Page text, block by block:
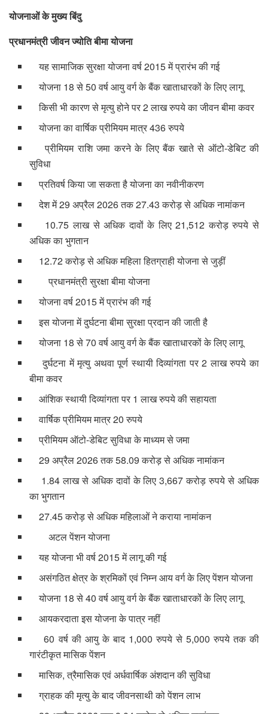
योजनाओं के मुख्य बिंदु
प्रधानमंत्री जीवन ज्योति बीमा योजना
यह सामाजिक सुरक्षा योजना वर्ष 2015 में प्रारंभ की गई
योजना 18 से 50 वर्ष आयु वर्ग के बैंक खाताधारकों के लिए लागू
किसी भी कारण से मृत्यु होने पर 2 लाख रुपये का जीवन बीमा कवर
योजना का वार्षिक प्रीमियम मात्र 436 रुपये
प्रीमियम राशि जमा करने के लिए बैंक खाते से ऑटो-डेबिट की
सुविधा
प्रतिवर्ष किया जा सकता है योजना का नवीनीकरण
देश में 29 अप्रैल 2026 तक 27.43 करोड़ से अधिक नामांकन
10.75 लाख से अधिक दावों के लिए 21,512 करोड़ रुपये से
अधिक का भुगतान
12.72 करोड़ से अधिक महिला हितग्राही योजना से जुड़ीं
प्रधानमंत्री सुरक्षा बीमा योजना
योजना वर्ष 2015 में प्रारंभ की गई
इस योजना में दुर्घटना बीमा सुरक्षा प्रदान की जाती है
योजना 18 से 70 वर्ष आयु वर्ग के बैंक खाताधारकों के लिए लागू
दुर्घटना में मृत्यु अथवा पूर्ण स्थायी दिव्यांगता पर 2 लाख रुपये का
बीमा कवर
आंशिक स्थायी दिव्यांगता पर 1 लाख रुपये की सहायता
वार्षिक प्रीमियम मात्र 20 रुपये
प्रीमियम ऑटो-डेबिट सुविधा के माध्यम से जमा
29 अप्रैल 2026 तक 58.09 करोड़ से अधिक नामांकन
1.84 लाख से अधिक दावों के लिए 3,667 करोड़ रुपये से अधिक
का भुगतान
27.45 करोड़ से अधिक महिलाओं ने कराया नामांकन
अटल पेंशन योजना
यह योजना भी वर्ष 2015 में लागू की गई
असंगठित क्षेत्र के श्रमिकों एवं निम्न आय वर्ग के लिए पेंशन योजना
योजना 18 से 40 वर्ष आयु वर्ग के बैंक खाताधारकों के लिए लागू
आयकरदाता इस योजना के पात्र नहीं
60 वर्ष की आयु के बाद 1,000 रुपये से 5,000 रुपये तक की
गारंटीकृत मासिक पेंशन
मासिक, त्रैमासिक एवं अर्धवार्षिक अंशदान की सुविधा
ग्राहक की मृत्यु के बाद जीवनसाथी को पेंशन लाभ